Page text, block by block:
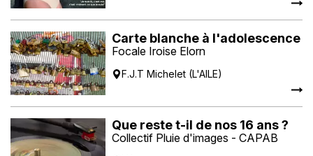
Carte blanche à l'adolescence
Focale Iroise Elorn
F.J.T Michelet (L'AILE)
Que reste t-il de nos 16 ans ?
Collectif Pluie d'images - CAPAB